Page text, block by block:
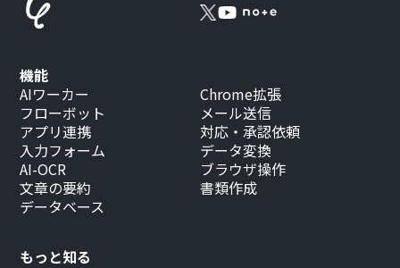
もっと知る
機能
AIワーカー
フローボット
アプリ連携
入力フォーム
AI-OCR
文章の要約
データベース
Chrome拡張
メール送信
対応・承認依頼
データ変換
ブラウザ操作
書類作成